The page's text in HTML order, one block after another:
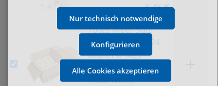
5,45 €
Totes Meer Salz
Badesalz 24kg (24
Beutel a 1kg)
Maxipack
Naturweiss
Nur technisch notwendige
Konfigurieren
Alle Cookies akzeptieren